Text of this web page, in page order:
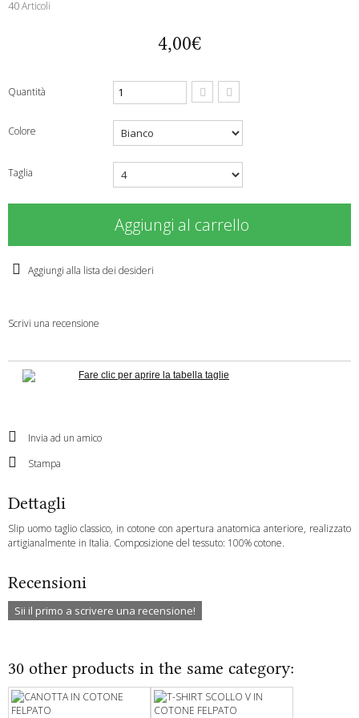
40Articoli
4,00€
Quantità
Colore
Taglia
Aggiungi al carrello
Aggiungi alla lista dei desideri
Scrivi una recensione
Fare clic per aprire la tabella taglie
Invia ad un amico
Stampa
Dettagli
Slip uomo taglio classico, in cotone con apertura anatomica anteriore, realizzato
artigianalmente in Italia. Composizione del tessuto: 100% cotone.
Recensioni
Sii il primo a scrivere una recensione!
30 other products in the same category: